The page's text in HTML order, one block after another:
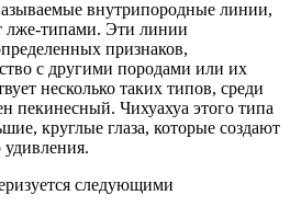
внутрипородные линии,
лже-типами. Эти линии
признаков,
с другими породами или их
несколько таких типов, среди
пекинесный. Чихуахуа этого типа
круглые глаза, которые создают
удивления.
следующими